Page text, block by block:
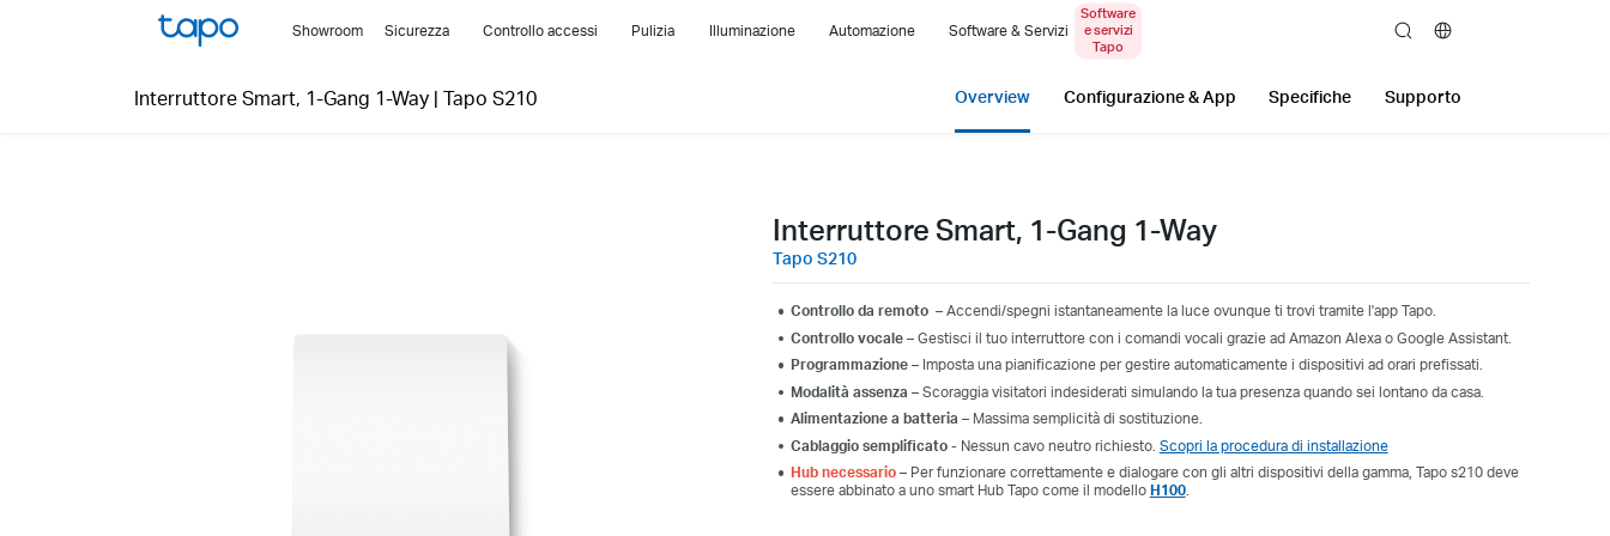
Showroom Sicurezza Controllo accessi Pulizia Illuminazione Automazione Software & Servizi search
Interruttore Smart, 1-Gang 1-Way | Tapo S210 Overview Configurazione & App Specifiche Supporto
Interruttore Smart, 1-Gang 1-Way
Tapo S210
Controllo da remoto – Accendi/spegni istantaneamente la luce ovunque ti trovi tramite l'app Tapo.
Controllo vocale– Gestisci il tuo interruttore con i comandi vocali grazie ad Amazon Alexa o Google Assistant.
Programmazione– Imposta una pianificazione per gestire automaticamente i dispositivi ad orari prefissati.
Modalità assenza – Scoraggia visitatori indesiderati simulando la tua presenza quando sei lontano da casa.
Alimentazione a batteria – Massima semplicità di sostituzione.
Cablaggio semplificato - Nessun cavo neutro richiesto. Scopri la procedura di installazione
Hub necessario– Per funzionare correttamente e dialogare con gli altri dispositivi della gamma, Tapo s210 deve
essere abbinato a uno smart Hub Tapo come il modello H100.